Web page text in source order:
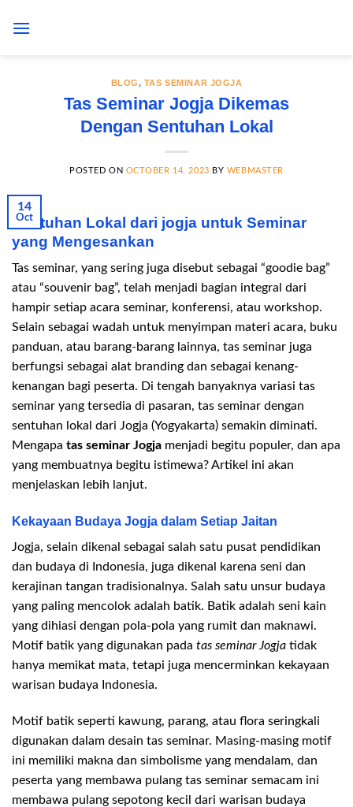
BLOG, TAS SEMINAR JOGJA
Tas Seminar Jogja Dikemas
Dengan Sentuhan Lokal
POSTED ON OCTOBER 14, 2023 BY WEBMASTER
14
Oct
Sentuhan Lokal dari jogja untuk Seminar
yang Mengesankan
Tas seminar, yang sering juga disebut sebagai “goodie bag”
atau “souvenir bag”, telah menjadi bagian integral dari
hampir setiap acara seminar, konferensi, atau workshop.
Selain sebagai wadah untuk menyimpan materi acara, buku
panduan, atau barang-barang lainnya, tas seminar juga
berfungsi sebagai alat branding dan sebagai kenang-
kenangan bagi peserta. Di tengah banyaknya variasi tas
seminar yang tersedia di pasaran, tas seminar dengan
sentuhan lokal dari Jogja (Yogyakarta) semakin diminati.
Mengapa tas seminar Jogja menjadi begitu populer, dan apa
yang membuatnya begitu istimewa? Artikel ini akan
menjelaskan lebih lanjut.
Kekayaan Budaya Jogja dalam Setiap Jaitan
Jogja, selain dikenal sebagai salah satu pusat pendidikan
dan budaya di Indonesia, juga dikenal karena seni dan
kerajinan tangan tradisionalnya. Salah satu unsur budaya
yang paling mencolok adalah batik. Batik adalah seni kain
yang dihiasi dengan pola-pola yang rumit dan maknawi.
Motif batik yang digunakan pada tas seminar Jogja tidak
hanya memikat mata, tetapi juga mencerminkan kekayaan
warisan budaya Indonesia.
Motif batik seperti kawung, parang, atau flora seringkali
digunakan dalam desain tas seminar. Masing-masing motif
ini memiliki makna dan simbolisme yang mendalam, dan
peserta yang membawa pulang tas seminar semacam ini
membawa pulang sepotong kecil dari warisan budaya